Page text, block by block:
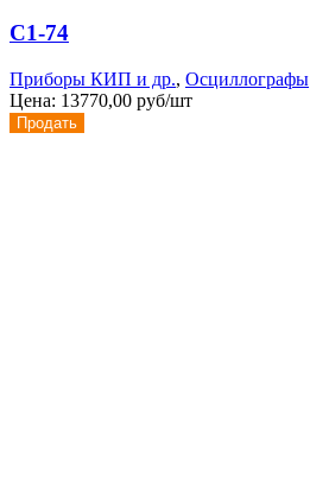
С1-74
Приборы КИП и др., Осциллографы
Цена: 13770,00 руб/шт
Продать